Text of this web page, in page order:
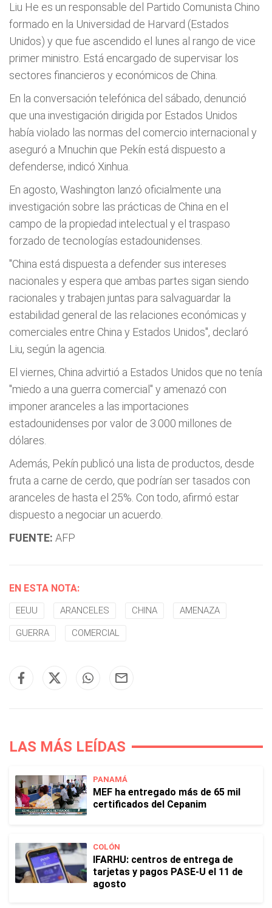
Liu He es un responsable del Partido Comunista Chino
formado en la Universidad de Harvard (Estados
Unidos) y que fue ascendido el lunes al rango de vice
primer ministro. Está encargado de supervisar los
sectores financieros y económicos de China.
En la conversación telefónica del sábado, denunció
que una investigación dirigida por Estados Unidos
había violado las normas del comercio internacional y
aseguró a Mnuchin que Pekín está dispuesto a
defenderse, indicó Xinhua.
En agosto, Washington lanzó oficialmente una
investigación sobre las prácticas de China en el
campo de la propiedad intelectual y el traspaso
forzado de tecnologías estadounidenses.
"China está dispuesta a defender sus intereses
nacionales y espera que ambas partes sigan siendo
racionales y trabajen juntas para salvaguardar la
estabilidad general de las relaciones económicas y
comerciales entre China y Estados Unidos", declaró
Liu, según la agencia.
El viernes, China advirtió a Estados Unidos que no tenía
"miedo a una guerra comercial" y amenazó con
imponer aranceles a las importaciones
estadounidenses por valor de 3.000 millones de
dólares.
Además, Pekín publicó una lista de productos, desde
fruta a carne de cerdo, que podrían ser tasados con
aranceles de hasta el 25%. Con todo, afirmó estar
dispuesto a negociar un acuerdo.
FUENTE: AFP
EN ESTA NOTA:
EEUU ARANCELES CHINA AMENAZA
GUERRA COMERCIAL
LAS MÁS LEÍDAS
PANAMÁ
MEF ha entregado más de 65 mil
certificados del Cepanim
COLÓN
IFARHU: centros de entrega de
tarjetas y pagos PASE-U el 11 de
agosto